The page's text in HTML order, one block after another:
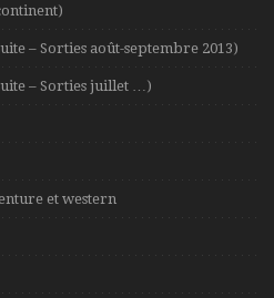
– Sorties août-septembre 2013)
– Sorties juillet …)
et western